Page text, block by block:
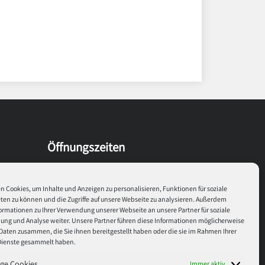
Cookies, um Inhalte und Anzeigen zu personalisieren, Funktionen für soziale
zu können und die Zugriffe auf unsere Webseite zu analysieren. Außerdem
zu Ihrer Verwendung unserer Webseite an unsere Partner für soziale
und Analyse weiter. Unsere Partner führen diese Informationen möglicherweise
zusammen, die Sie ihnen bereitgestellt haben oder die sie im Rahmen Ihrer
gesammelt haben.
Öffnungszeiten
Dienstag 8:30 - 17:00
Mitwoch 8:30 - 17:00